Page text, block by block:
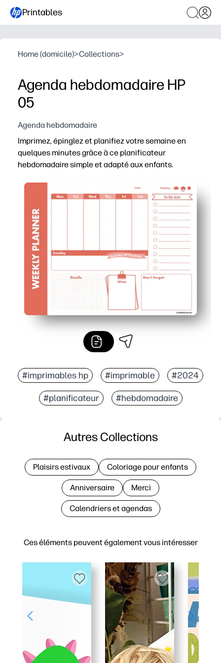
Printables
Home (domicile)>Collections>
Agenda hebdomadaire HP
05
Agenda hebdomadaire
Imprimez, épinglez et planifiez votre semaine en
quelques minutes grâce à ce planificateur
hebdomadaire simple et adapté aux enfants.
Vous obtenez un aperçu hebdomadaire d'une page
Imprimable sans préparation : il vous suffit
Option réutilisable : glissez-le dans un protège-feuille
Une mise en page adaptée aux enfants aide votre
#imprimables hp #imprimable #2024
#planificateur #hebdomadaire
Ces éléments peuvent également vous intéresser
Autres Collections
Plaisirs estivaux Coloriage pour enfants
Anniversaire Merci
Calendriers et agendas